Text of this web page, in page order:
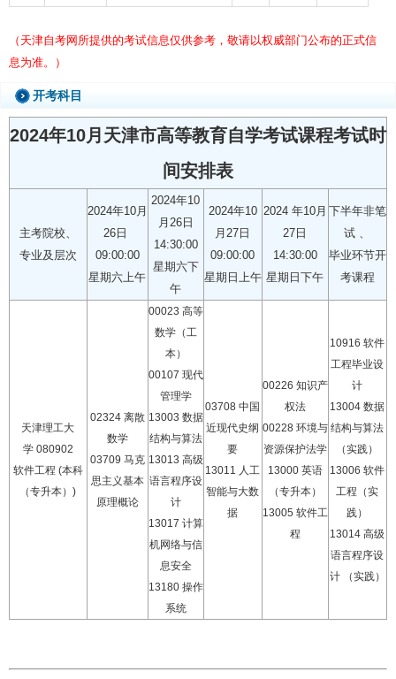
（天津自考网所提供的考试信息仅供参考，敬请以权威部门公布的正式信
息为准。）
开考科目
2024年10月天津市高等教育自学考试课程考试时
间安排表
主考院校、
专业及层次
2024年10月
26日
09:00:00
星期六上午
2024年10
月26日
14:30:00
星期六下
午
2024年10
月27日
09:00:00
星期日上午
2024 年10月
27日
14:30:00
星期日下午
下半年非笔
试 、
毕业环节开
考课程
天津理工大
学 080902
软件工程 (本科
（专升本）)
02324 离散
数学
03709 马克
思主义基本
原理概论
00023 高等
数学（工
本）
00107 现代
管理学
13003 数据
结构与算法
13013 高级
语言程序设
计
13017 计算
机网络与信
息安全
13180 操作
系统
03708 中国
近现代史纲
要
13011 人工
智能与大数
据
00226 知识产
权法
00228 环境与
资源保护法学
13000 英语
（专升本）
13005 软件工
程
10916 软件
工程毕业设
计
13004 数据
结构与算法
（实践）
13006 软件
工程（实
践）
13014 高级
语言程序设
计 （实践）